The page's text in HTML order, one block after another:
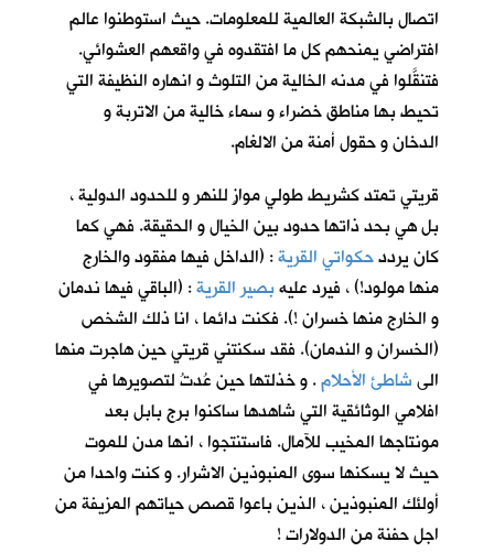
اتصال بالشبكة العالمية للمعلومات. حيث استوطنوا عالم
افتراضي يمنحهم كل ما افتقدوه في واقعهم العشوائي.
فتنقَّلوا في مدنه الخالية من التلوث و انهاره النظيفة التي
تحيط بها مناطق خضراء و سماء خالية من الاتربة و
الدخان و حقول أمنة من الالغام.
قريتي تمتد كشريط طولي موازٍ للنهر و للحدود الدولية ،
بل هي بحد ذاتها حدود بين الخيال و الحقيقة. فهي كما
كان يرددحكواتي القرية: (الداخل فيها مفقود والخارج
منها مولود!) ، فيرد عليهبصير القرية: (الباقي فيها ندمان
و الخارج منها خسران !). فكنت دائما ، انا ذلك الشخص
(الخسران و الندمان). فقد سكنتني قريتي حين هاجرت منها
الىشاطئ الأحلام. و خذلتها حين عُدتُ لتصويرها في
افلامي الوثائقية التي شاهدها ساكنوا برج بابل بعد
مونتاجها المخيب للآمال. فاستنتجوا ، انها مدن للموت
حيث لا يسكنها سوى المنبوذين الاشرار. و كنت واحدا من
أولئك المنبوذين ، الذين باعوا قصص حياتهم المزيفة من
اجل حفنة من الدولارات !